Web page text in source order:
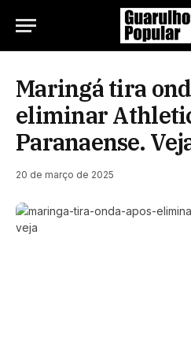
Maringá tira
eliminar
Paranaense.
20 de março de 2025